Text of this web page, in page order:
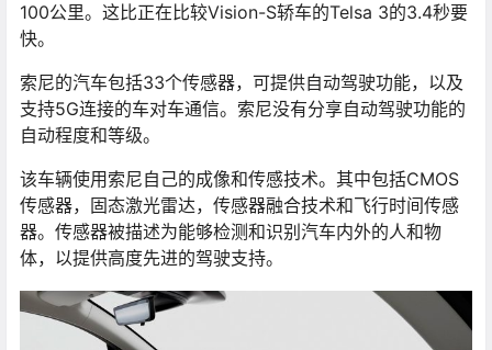
100公里。这比正在比较Vision-S轿车的Telsa 3的3.4秒要
快。
索尼的汽车包括33个传感器，可提供自动驾驶功能，以及
支持5G连接的车对车通信。索尼没有分享自动驾驶功能的
自动程度和等级。
该车辆使用索尼自己的成像和传感技术。其中包括CMOS
传感器，固态激光雷达，传感器融合技术和飞行时间传感
器。传感器被描述为能够检测和识别汽车内外的人和物
体，以提供高度先进的驾驶支持。